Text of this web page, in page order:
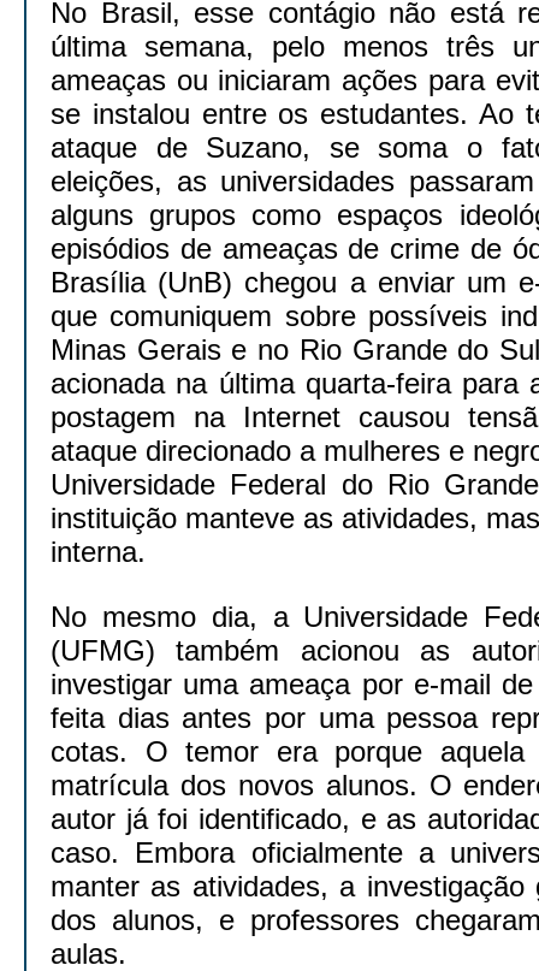
No Brasil, esse contágio não está
última semana, pelo menos três
ameaças ou iniciaram ações para
se instalou entre os estudantes. Ao
ataque de Suzano, se soma o
eleições, as universidades
alguns grupos como espaços
episódios de ameaças de crime de
Brasília (UnB) chegou a enviar um
que comuniquem sobre possíveis
Minas Gerais e no Rio Grande do
acionada na última quarta-feira para
postagem na Internet causou
ataque direcionado a mulheres e
Universidade Federal do Rio
instituição manteve as atividades,
interna.
No mesmo dia, a Universidade
(UFMG) também acionou as
investigar uma ameaça por e-mail
feita dias antes por uma pessoa
cotas. O temor era porque
matrícula dos novos alunos. O
autor já foi identificado, e as
caso. Embora oficialmente a
manter as atividades, a
dos alunos, e professores
aulas.